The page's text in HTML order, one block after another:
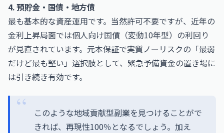
4. 預貯金・国債・地方債
最も基本的な資産運用です。当然許可不要ですが、近年の
金利上昇局面では個人向け国債（変動10年型）の利回り
が見直されています。元本保証で実質ノーリスクの「最弱
だけど最も堅い」選択肢として、緊急予備資金の置き場に
は引き続き有効です。
このような地域貢献型副業を見つけることがで
きれば、再現性100％となるでしょう。加え